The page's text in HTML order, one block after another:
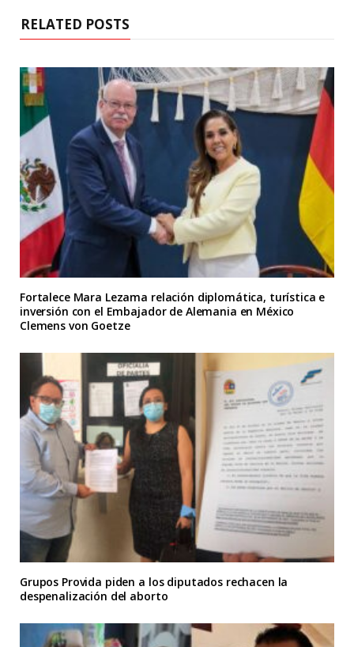
RELATED POSTS
Fortalece Mara Lezama relación diplomática, turística e
inversión con el Embajador de Alemania en México
Clemens von Goetze
Grupos Provida piden a los diputados rechacen la
despenalización del aborto